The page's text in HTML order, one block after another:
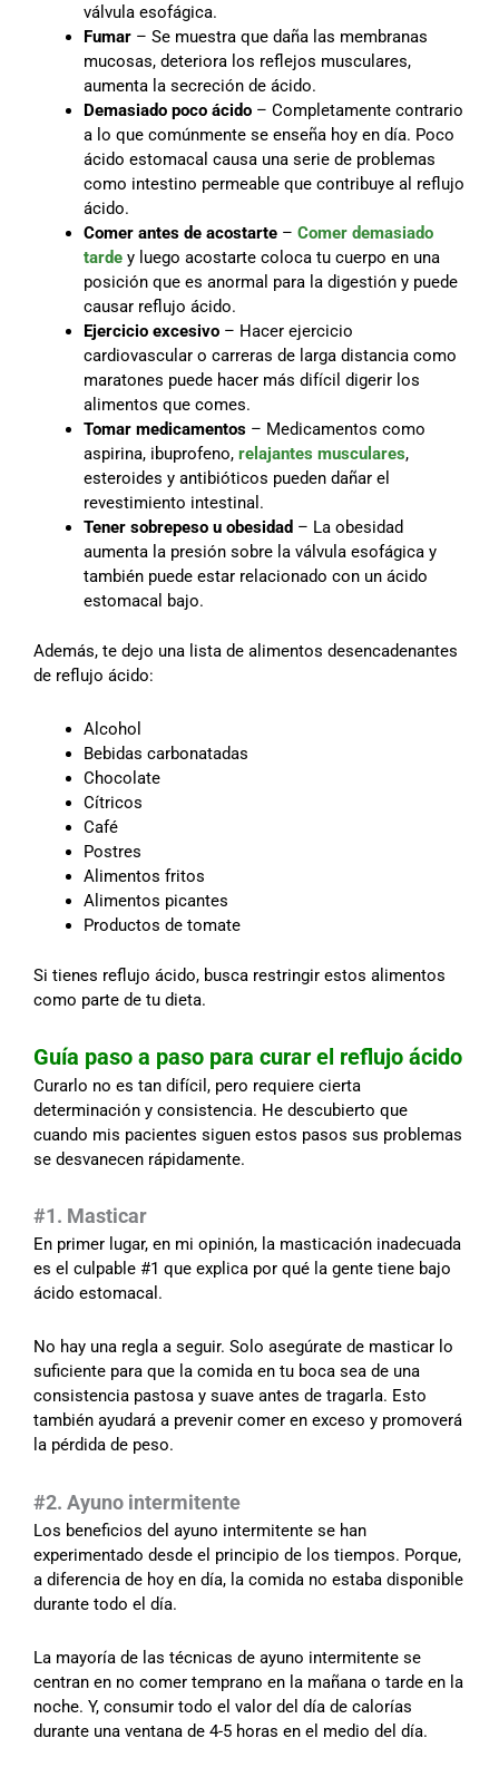
válvula esofágica.
Fumar – Se muestra que daña las membranas
mucosas, deteriora los reflejos musculares,
aumenta la secreción de ácido.
Demasiado poco ácido – Completamente contrario
a lo que comúnmente se enseña hoy en día. Poco
ácido estomacal causa una serie de problemas
como intestino permeable que contribuye al reflujo
ácido.
Comer antes de acostarte – Comer demasiado
tarde y luego acostarte coloca tu cuerpo en una
posición que es anormal para la digestión y puede
causar reflujo ácido.
Ejercicio excesivo – Hacer ejercicio
cardiovascular o carreras de larga distancia como
maratones puede hacer más difícil digerir los
alimentos que comes.
Tomar medicamentos – Medicamentos como
aspirina, ibuprofeno, relajantes musculares,
esteroides y antibióticos pueden dañar el
revestimiento intestinal.
Tener sobrepeso u obesidad – La obesidad
aumenta la presión sobre la válvula esofágica y
también puede estar relacionado con un ácido
estomacal bajo.
Además, te dejo una lista de alimentos desencadenantes
de reflujo ácido:
Alcohol
Bebidas carbonatadas
Chocolate
Cítricos
Café
Postres
Alimentos fritos
Alimentos picantes
Productos de tomate
Si tienes reflujo ácido, busca restringir estos alimentos
como parte de tu dieta.
Guía paso a paso para curar el reflujo ácido
Curarlo no es tan difícil, pero requiere cierta
determinación y consistencia. He descubierto que
cuando mis pacientes siguen estos pasos sus problemas
se desvanecen rápidamente.
#1. Masticar
En primer lugar, en mi opinión, la masticación inadecuada
es el culpable #1 que explica por qué la gente tiene bajo
ácido estomacal.
No hay una regla a seguir. Solo asegúrate de masticar lo
suficiente para que la comida en tu boca sea de una
consistencia pastosa y suave antes de tragarla. Esto
también ayudará a prevenir comer en exceso y promoverá
la pérdida de peso.
#2. Ayuno intermitente
Los beneficios del ayuno intermitente se han
experimentado desde el principio de los tiempos. Porque,
a diferencia de hoy en día, la comida no estaba disponible
durante todo el día.
La mayoría de las técnicas de ayuno intermitente se
centran en no comer temprano en la mañana o tarde en la
noche. Y, consumir todo el valor del día de calorías
durante una ventana de 4-5 horas en el medio del día.